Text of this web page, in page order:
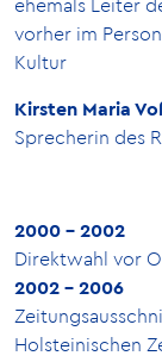
ehemals Leiter
vorher im
Kultur
Kirsten Maria
Sprecherin des
2000 - 2002
Direktwahl vor
2002 - 2006
Holsteinischen